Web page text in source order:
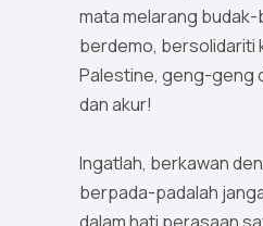
mata melarang
berdemo, bersolidariti
Palestine, geng-geng
dan akur!
Ingatlah, berkawan
berpada-padalah